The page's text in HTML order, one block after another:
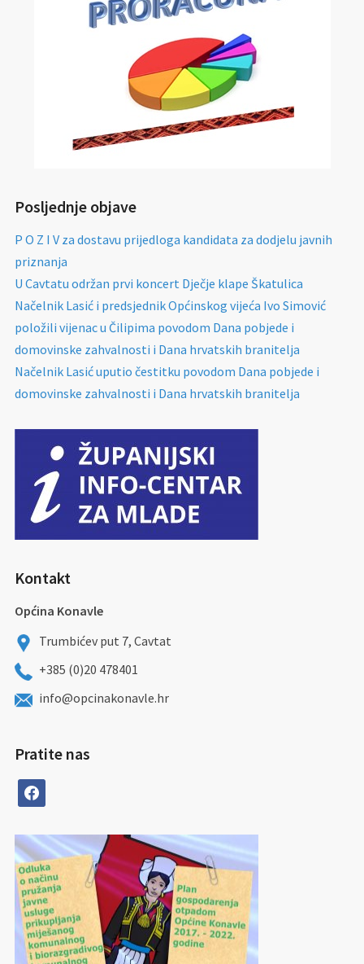
Posljednje objave
P O Z I V za dostavu prijedloga kandidata za dodjelu javnih
priznanja
U Cavtatu održan prvi koncert Dječje klape Škatulica
Načelnik Lasić i predsjednik Općinskog vijeća Ivo Simović
položili vijenac u Čilipima povodom Dana pobjede i
domovinske zahvalnosti i Dana hrvatskih branitelja
Načelnik Lasić uputio čestitku povodom Dana pobjede i
domovinske zahvalnosti i Dana hrvatskih branitelja
Kontakt
Općina Konavle
Trumbićev put 7, Cavtat
+385 (0)20 478401
info@opcinakonavle.hr
Pratite nas
facebook